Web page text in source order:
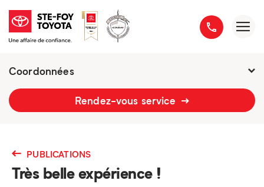
Coordonnées
2777 boulevard du Versant-Nord
Rendez-vous service
PUBLICATIONS
Très belle expérience !